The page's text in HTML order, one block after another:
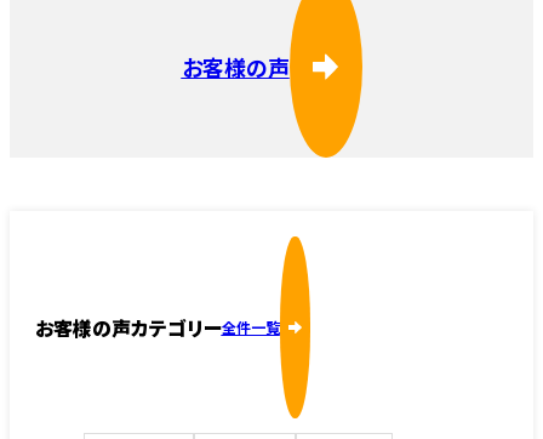
お客様の声
お客様の声カテゴリー全件一覧